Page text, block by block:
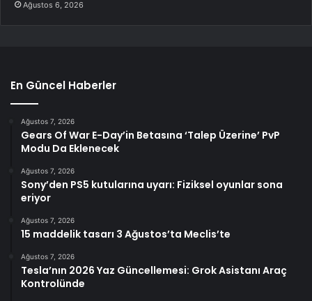
Ağustos 6, 2026
En Güncel Haberler
Ağustos 7, 2026
Gears Of War E-Day’in Betasına ‘Talep Üzerine’ PvP
Modu Da Eklenecek
Ağustos 7, 2026
Sony’den PS5 kutularına uyarı: Fiziksel oyunlar sona
eriyor
Ağustos 7, 2026
15 maddelik tasarı 3 Ağustos’ta Meclis’te
Ağustos 7, 2026
Tesla’nın 2026 Yaz Güncellemesi: Grok Asistanı Araç
Kontrolünde